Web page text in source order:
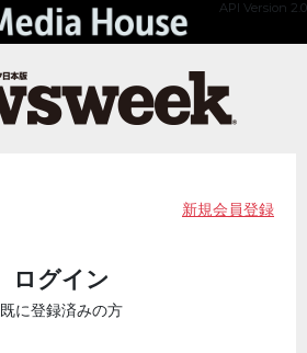
API Version 2.0
新規会員登録
ログイン
既に登録済みの方